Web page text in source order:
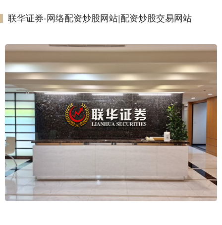
联华证券-网络配资炒股网站|配资炒股交易网站